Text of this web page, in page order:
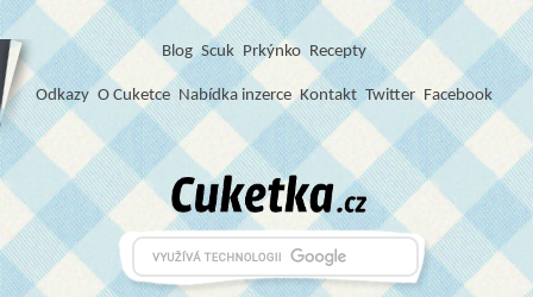
Blog Scuk Prkýnko Recepty
Odkazy O Cuketce Nabídka inzerce Kontakt Twitter Facebook